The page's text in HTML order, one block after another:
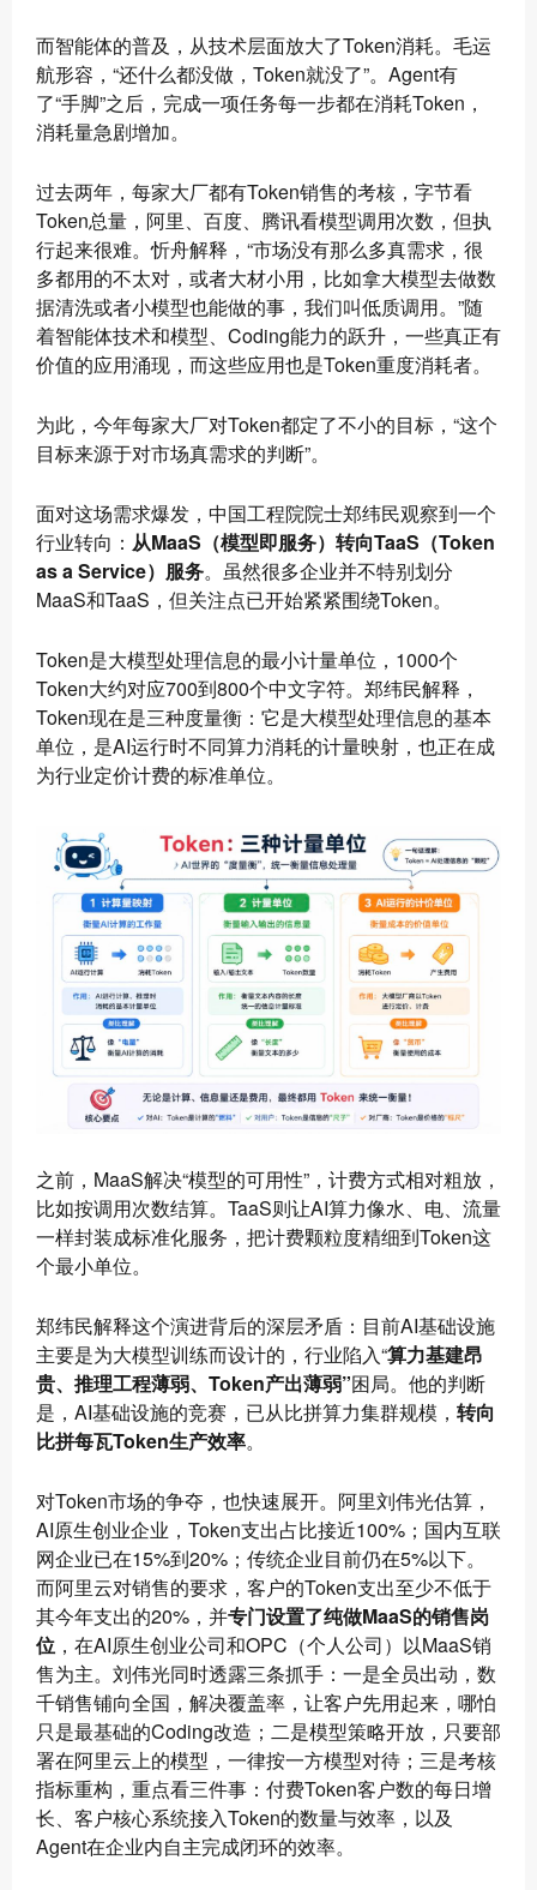
而智能体的普及，从技术层面放大了Token消耗。毛运
航形容，“还什么都没做，Token就没了”。Agent有
了“手脚”之后，完成一项任务每一步都在消耗Token，
消耗量急剧增加。
过去两年，每家大厂都有Token销售的考核，字节看
Token总量，阿里、百度、腾讯看模型调用次数，但执
行起来很难。忻舟解释，“市场没有那么多真需求，很
多都用的不太对，或者大材小用，比如拿大模型去做数
据清洗或者小模型也能做的事，我们叫低质调用。”随
着智能体技术和模型、Coding能力的跃升，一些真正有
价值的应用涌现，而这些应用也是Token重度消耗者。
为此，今年每家大厂对Token都定了不小的目标，“这个
目标来源于对市场真需求的判断”。
面对这场需求爆发，中国工程院院士郑纬民观察到一个
行业转向： 从MaaS（模型即服务）转向TaaS（Token
as a Service）服务。虽然很多企业并不特别划分
MaaS和TaaS，但关注点已开始紧紧围绕Token。
Token是大模型处理信息的最小计量单位，1000个
Token大约对应700到800个中文字符。郑纬民解释，
Token现在是三种度量衡：它是大模型处理信息的基本
单位，是AI运行时不同算力消耗的计量映射，也正在成
为行业定价计费的标准单位。
之前，MaaS解决“模型的可用性”，计费方式相对粗放，
比如按调用次数结算。TaaS则让AI算力像水、电、流量
一样封装成标准化服务，把计费颗粒度精细到Token这
个最小单位。
郑纬民解释这个演进背后的深层矛盾：目前AI基础设施
主要是为大模型训练而设计的，行业陷入“算力基建昂
贵、推理工程薄弱、Token产出薄弱”困局。他的判断
是，AI基础设施的竞赛，已从比拼算力集群规模， 转向
比拼每瓦Token生产效率。
对Token市场的争夺，也快速展开。阿里刘伟光估算，
AI原生创业企业，Token支出占比接近100%；国内互联
网企业已在15%到20%；传统企业目前仍在5%以下。
而阿里云对销售的要求，客户的Token支出至少不低于
其今年支出的20%，并专门设置了纯做MaaS的销售岗
位 ，在AI原生创业公司和OPC（个人公司）以MaaS销
售为主。刘伟光同时透露三条抓手：一是全员出动，数
千销售铺向全国，解决覆盖率，让客户先用起来，哪怕
只是最基础的Coding改造；二是模型策略开放，只要部
署在阿里云上的模型，一律按一方模型对待；三是考核
指标重构，重点看三件事：付费Token客户数的每日增
长、客户核心系统接入Token的数量与效率，以及
Agent在企业内自主完成闭环的效率。